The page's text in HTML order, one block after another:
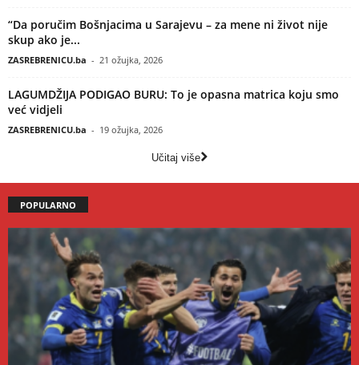
“Da poručim Bošnjacima u Sarajevu – za mene ni život nije
skup ako je...
ZASREBRENICU.ba - 21 ožujka, 2026
LAGUMDŽIJA PODIGAO BURU: To je opasna matrica koju smo
već vidjeli
ZASREBRENICU.ba - 19 ožujka, 2026
Učitaj više
POPULARNO